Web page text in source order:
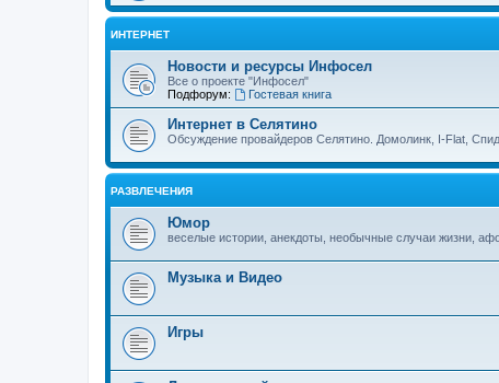
ИНТЕРНЕТ
Новости и ресурсы Инфосел
Все о проекте "Инфосел"
Подфорум:
Гостевая книга
Интернет в Селятино
Обсуждение провайдеров Селятино. Домолинк, I-Flat,
РАЗВЛЕЧЕНИЯ
Юмор
веселые истории, анекдоты, необычные случаи жизни,
Музыка и Видео
Игры